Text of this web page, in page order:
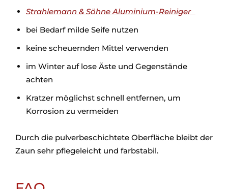
Strahlemann & Söhne Aluminium-Reiniger
bei Bedarf milde Seife nutzen
keine scheuernden Mittel verwenden
im Winter auf lose Äste und Gegenstände
achten
Kratzer möglichst schnell entfernen, um
Korrosion zu vermeiden
Durch die pulverbeschichtete Oberfläche bleibt der
Zaun sehr pflegeleicht und farbstabil.